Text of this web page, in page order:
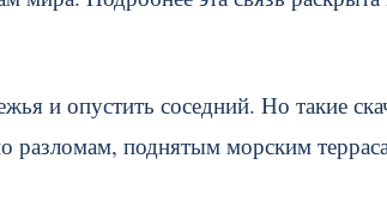
и опустить соседний. Но такие
разломам, поднятым морским